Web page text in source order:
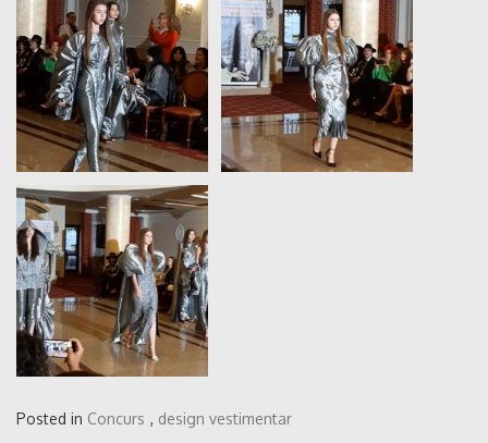
Posted in Concurs , design vestimentar